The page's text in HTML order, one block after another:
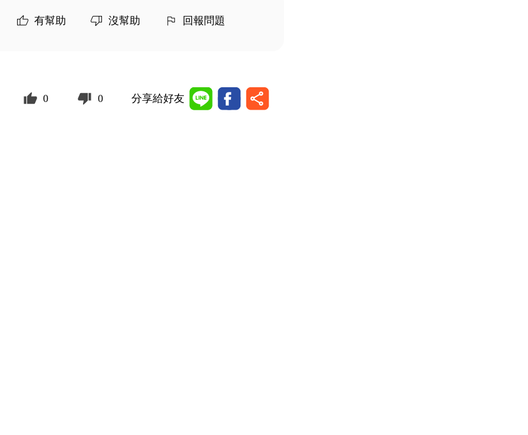
有幫助 沒幫助 回報問題
0 0 分享給好友